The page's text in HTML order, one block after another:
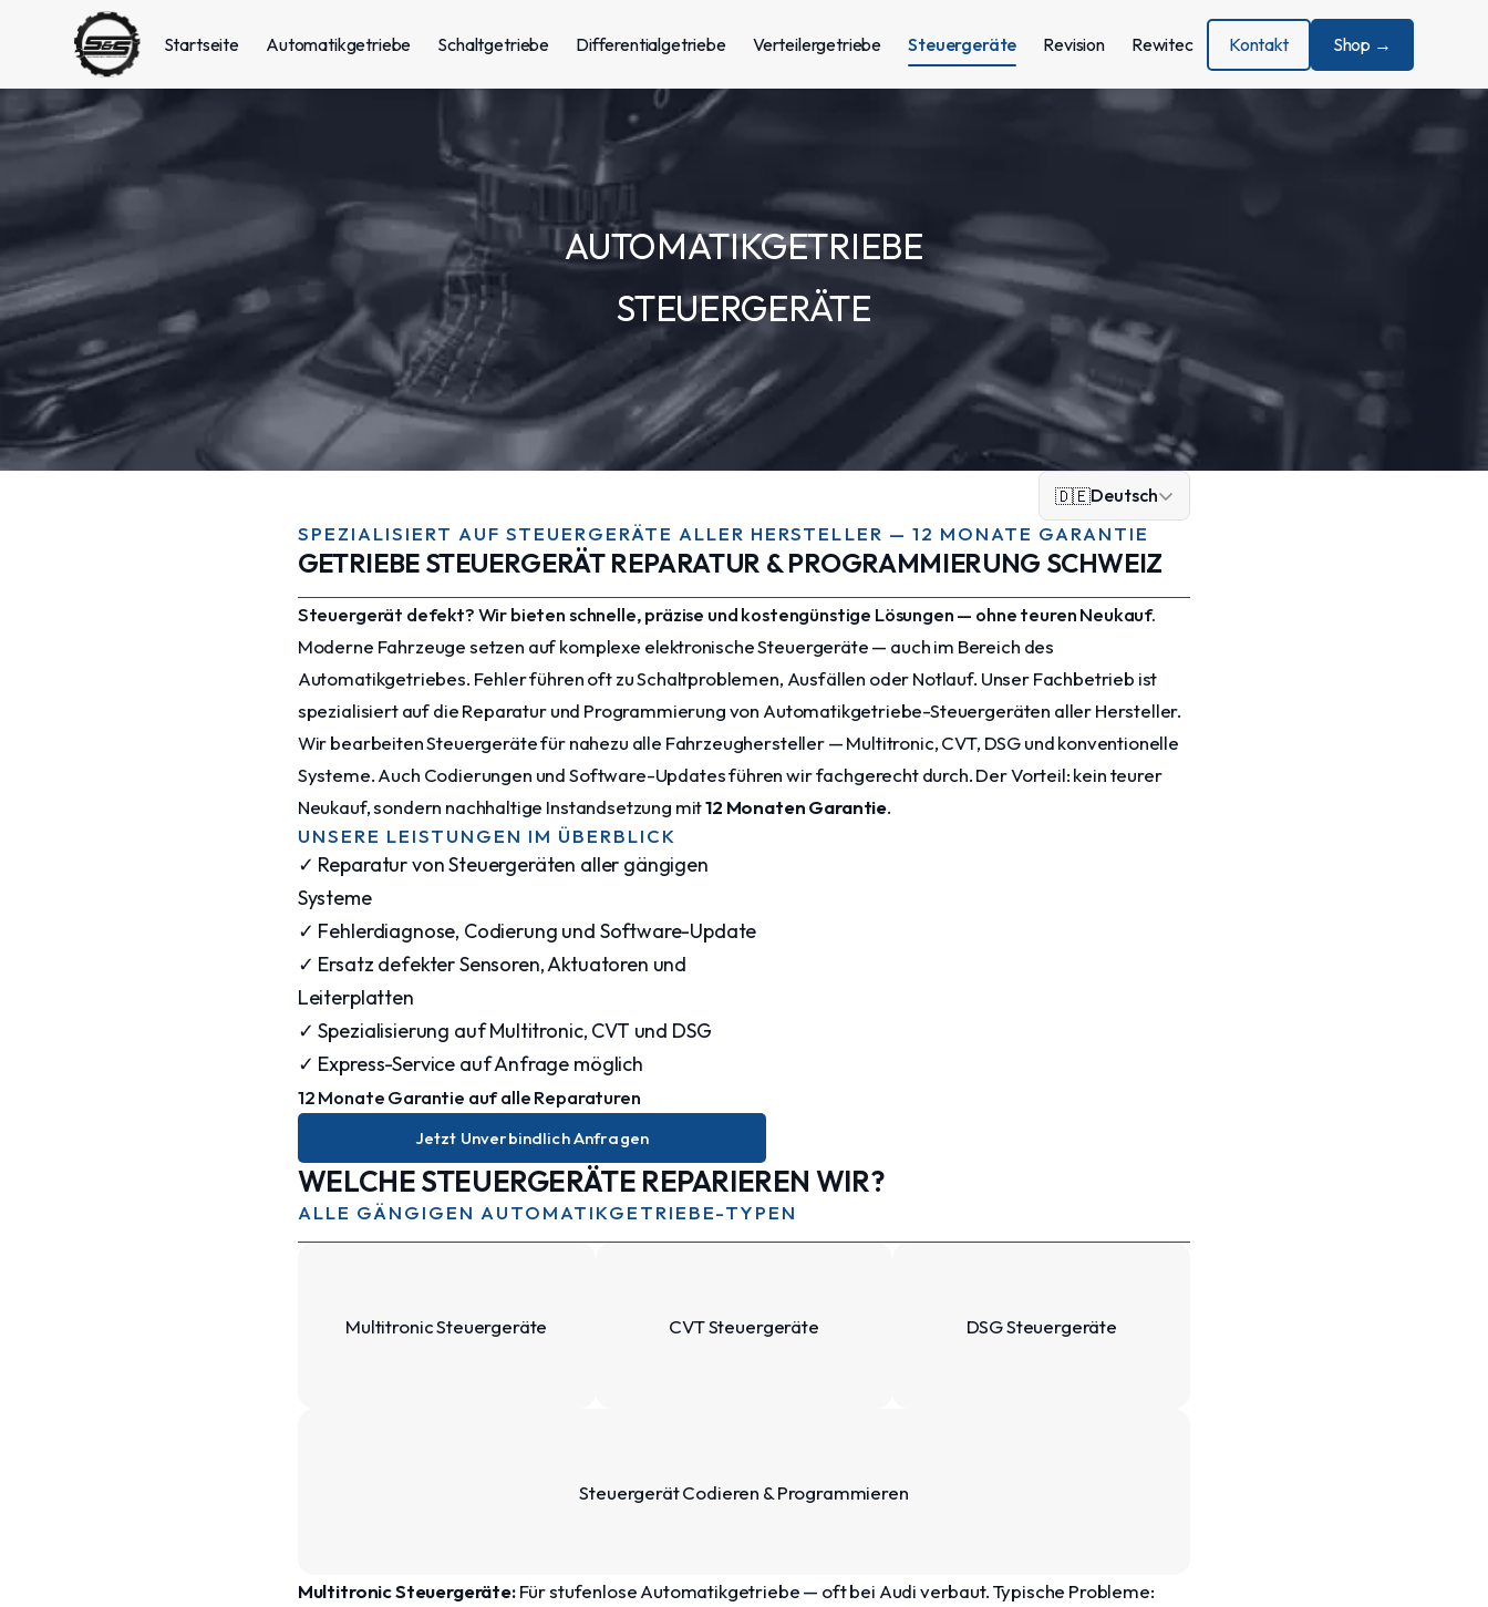
AUTOMATIKGETRIEBE
STEUERGERÄTE
Startseite Automatikgetriebe Schaltgetriebe Differentialgetriebe Verteilergetriebe Steuergeräte Revision Rewitec Kontakt Shop →
🇩🇪Deutsch
SPEZIALISIERT AUF STEUERGERÄTE ALLER HERSTELLER — 12 MONATE GARANTIE
GETRIEBE STEUERGERÄT REPARATUR & PROGRAMMIERUNG SCHWEIZ
Steuergerät defekt? Wir bieten schnelle, präzise und kostengünstige Lösungen — ohne teuren Neukauf.
Moderne Fahrzeuge setzen auf komplexe elektronische Steuergeräte — auch im Bereich des
Automatikgetriebes. Fehler führen oft zu Schaltproblemen, Ausfällen oder Notlauf. Unser Fachbetrieb ist
spezialisiert auf die Reparatur und Programmierung von Automatikgetriebe-Steuergeräten aller Hersteller.
Wir bearbeiten Steuergeräte für nahezu alle Fahrzeughersteller — Multitronic, CVT, DSG und konventionelle
Systeme. Auch Codierungen und Software-Updates führen wir fachgerecht durch. Der Vorteil: kein teurer
Neukauf, sondern nachhaltige Instandsetzung mit12 Monaten Garantie.
UNSERE LEISTUNGEN IM ÜBERBLICK
✓ Reparatur von Steuergeräten aller gängigen
Systeme
✓ Fehlerdiagnose, Codierung und Software-Update
✓ Ersatz defekter Sensoren, Aktuatoren und
Leiterplatten
✓ Spezialisierung auf Multitronic, CVT und DSG
✓ Express-Service auf Anfrage möglich
12 Monate Garantie auf alle Reparaturen
Jetzt Unverbindlich Anfragen
WELCHE STEUERGERÄTE REPARIEREN WIR?
ALLE GÄNGIGEN AUTOMATIKGETRIEBE-TYPEN
Multitronic Steuergeräte CVT Steuergeräte DSG Steuergeräte
Steuergerät Codieren & Programmieren
Multitronic Steuergeräte:Für stufenlose Automatikgetriebe — oft bei Audi verbaut. Typische Probleme: